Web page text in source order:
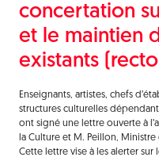
concertation
et le maintien
existants
Enseignants, artistes, chefs
structures culturelles
ont signé une lettre ouverte à
la Culture et M. Peillon,
Cette lettre vise à les alerter